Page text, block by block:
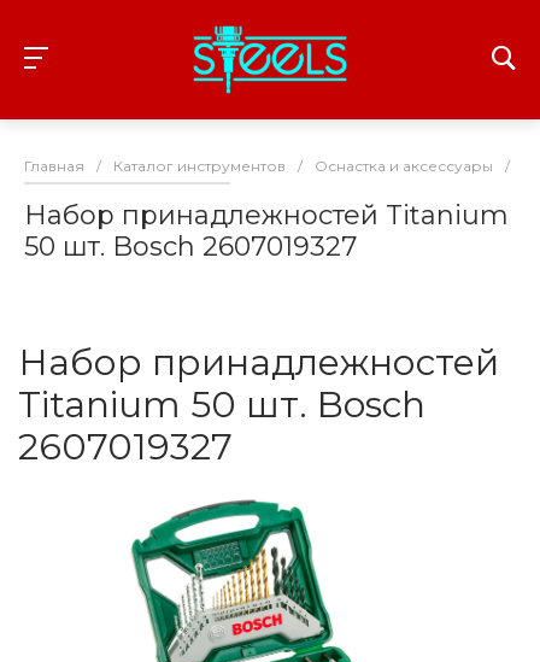
Главная / Каталог инструментов / Оснастка и аксессуары /
Набор принадлежностей Titanium
50 шт. Bosch 2607019327
Набор принадлежностей
Titanium 50 шт. Bosch
2607019327